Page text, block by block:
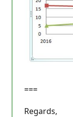
===
Regards,